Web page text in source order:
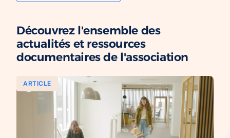
Découvrez l'ensemble des
actualités et ressources
documentaires de l'association
ARTICLE